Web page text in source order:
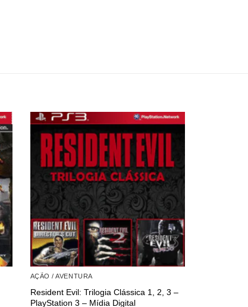
AÇÃO / AVENTURA
Resident Evil: Trilogia Clássica 1, 2, 3 –
PlayStation 3 – Mídia Digital